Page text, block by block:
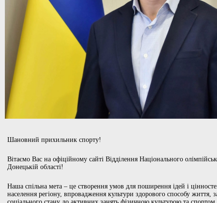
Шановний прихильник спорту!
Вітаємо Вас на офіційному сайті Відділення Національного
Донецькій області!
Наша спільна мета – це створення умов для поширення ідей і
населення регіону, впровадження культури здорового способу життя,